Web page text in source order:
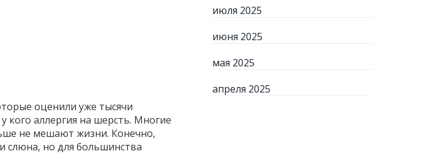
оценили уже тысячи
кого аллергия на шерсть. Многие
не мешают жизни. Конечно,
слюна, но для большинства
июля 2025
июня 2025
мая 2025
апреля 2025